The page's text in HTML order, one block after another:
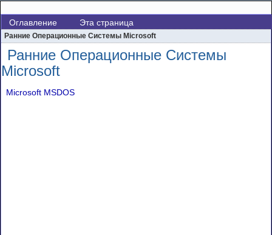
Оглавление Эта страница
Ранние Операционные Системы Microsoft
Ранние Операционные Системы
Microsoft
Microsoft MSDOS